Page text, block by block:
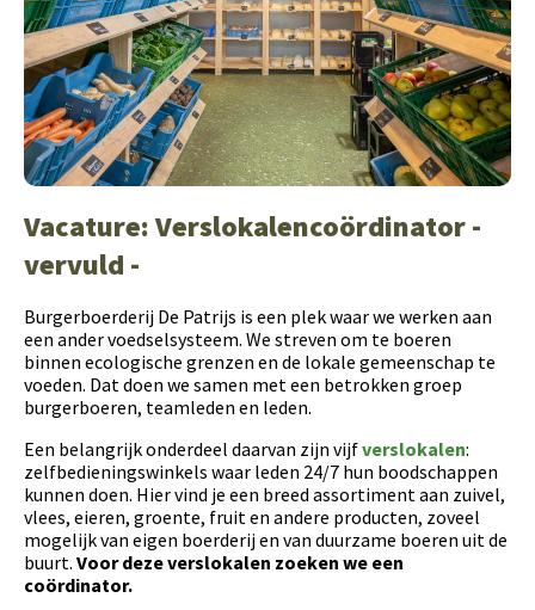
Vacature: Verslokalencoördinator -
vervuld -
Burgerboerderij De Patrijs is een plek waar we werken aan
een ander voedselsysteem. We streven om te boeren
binnen ecologische grenzen en de lokale gemeenschap te
voeden. Dat doen we samen met een betrokken groep
burgerboeren, teamleden en leden.
Een belangrijk onderdeel daarvan zijn vijfverslokalen:
zelfbedieningswinkels waar leden 24/7 hun boodschappen
kunnen doen. Hier vind je een breed assortiment aan zuivel,
vlees, eieren, groente, fruit en andere producten, zoveel
mogelijk van eigen boerderij en van duurzame boeren uit de
buurt. Voor deze verslokalen zoeken we een
coördinator.